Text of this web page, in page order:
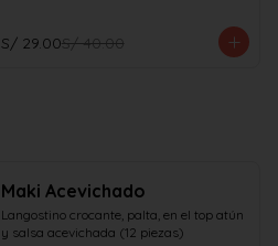
S/ 29.00S/ 40.00
Maki Acevichado
Langostino crocante, palta, en el top atún
y salsa acevichada (12 piezas)